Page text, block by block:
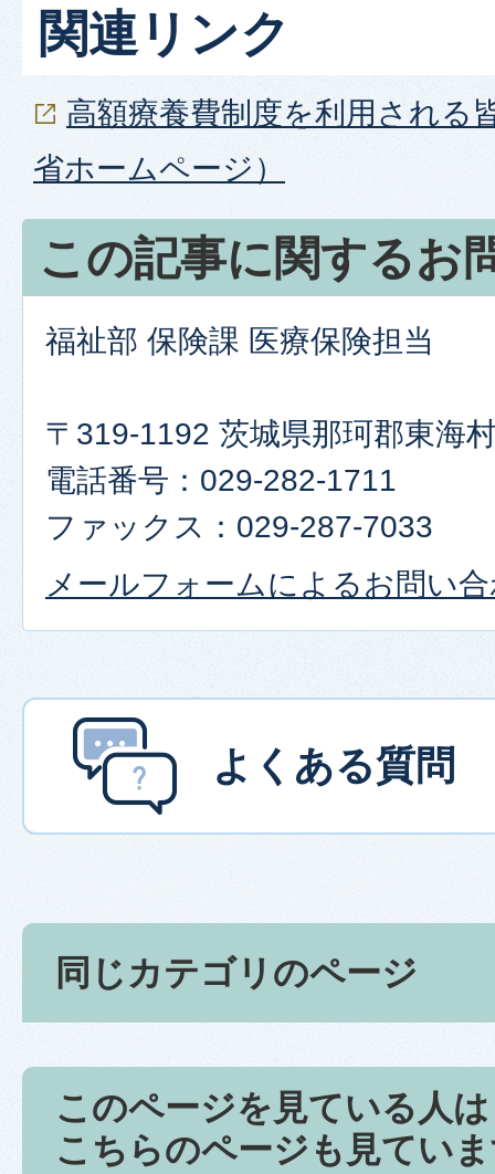
関連リンク
高額療養費制度を利用される
省ホームページ）
この記事に関するお
福祉部 保険課 医療保険担当
〒319-1192 茨城県那珂郡東海
電話番号：029-282-1711
ファックス：029-287-7033
メールフォームによるお問い
よくある質問
同じカテゴリのページ
このページを見ている人は
こちらのページも見てい